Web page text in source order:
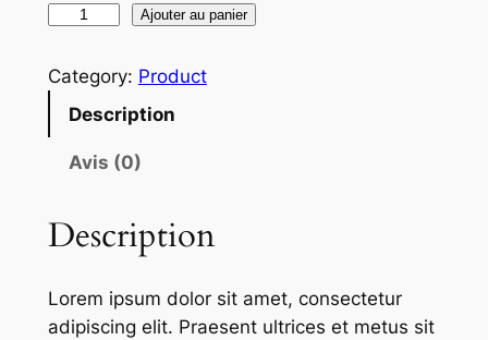
a
d
S
e
Ajouter au panier
Category: Product
Description
Avis (0)
Description
Lorem ipsum dolor sit amet, consectetur
adipiscing elit. Praesent ultrices et metus sit